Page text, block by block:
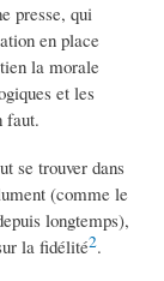
presse, qui
en place
la morale
et les
faut.
se trouver dans
(comme le
longtemps),
la fidélité2.